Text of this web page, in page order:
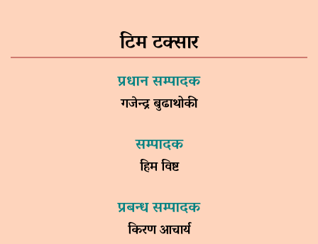
टिम टक्सार
प्रधान सम्पादक
गजेन्द्र बुढाथोकी
सम्पादक
हिम विष्ट
प्रबन्ध सम्पादक
किरण आचार्य